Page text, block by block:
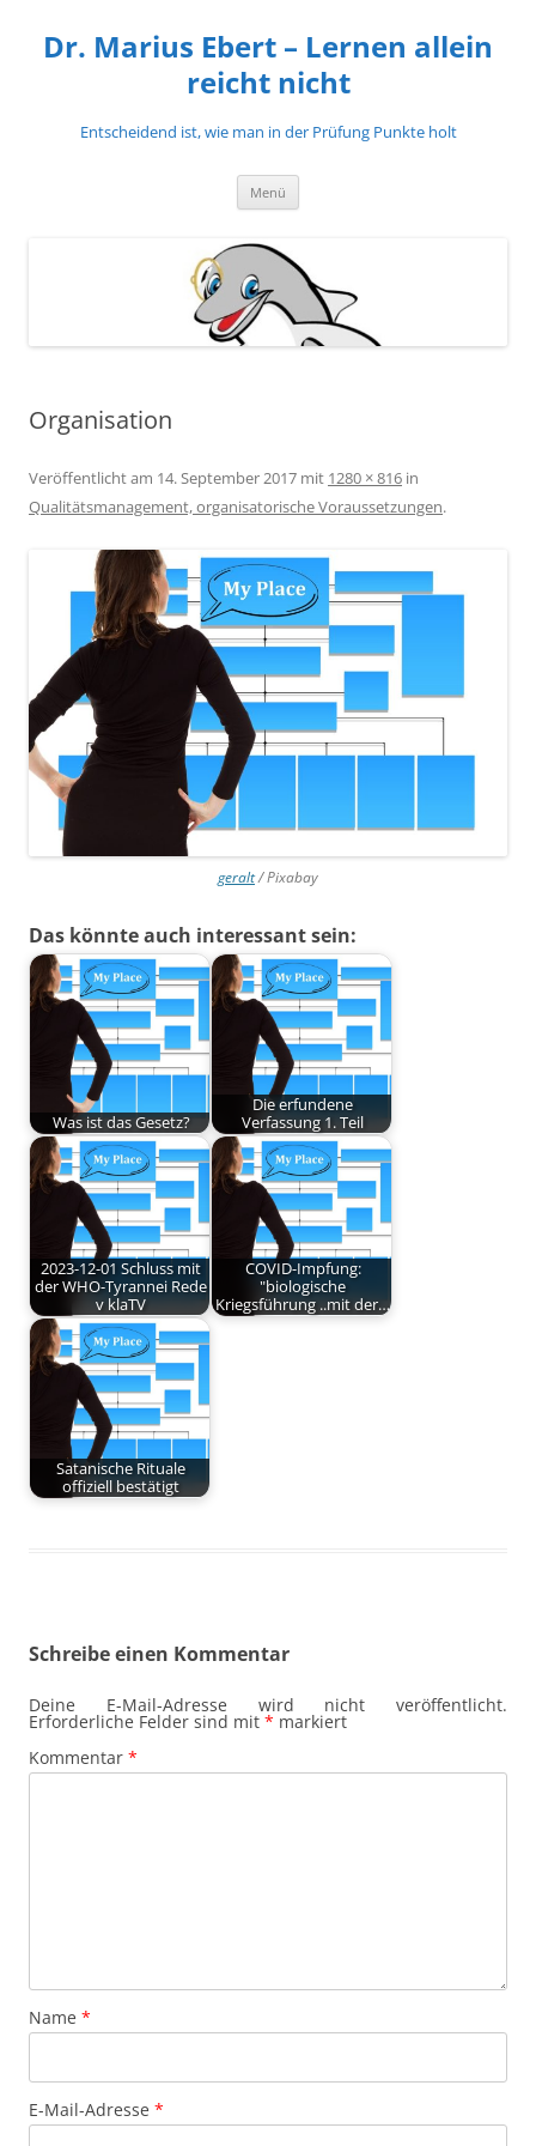
springen
Dr. Marius Ebert – Lernen allein
reicht nicht
Entscheidend ist, wie man in der Prüfung Punkte holt
Menü
Organisation
Veröffentlicht am 14. September 2017 mit 1280 × 816 in
Qualitätsmanagement, organisatorische Voraussetzungen.
geralt/ Pixabay
Das könnte auch interessant sein:
Was ist das Gesetz?
Die erfundene
Verfassung 1. Teil
2023-12-01 Schluss mit
der WHO-Tyrannei Rede
v klaTV
COVID-Impfung:
"biologische
Kriegsführung ..mit der…
Satanische Rituale
offiziell bestätigt
Schreibe einen Kommentar
Deine E-Mail-Adresse wird nicht veröffentlicht.
Erforderliche Felder sind mit * markiert
Kommentar *
Name *
E-Mail-Adresse *